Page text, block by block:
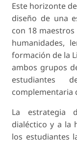
Este horizonte
diseño de una
con 18
humanidades,
formación de la
ambos grupos
estudiantes
complementaria
La estrategia
dialéctico y a la
los estudiantes